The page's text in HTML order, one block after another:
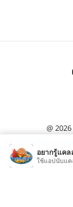
@
หาคลินิกใกล้บ้าน
อยากรู้แคล
ใช้แอปนับแค